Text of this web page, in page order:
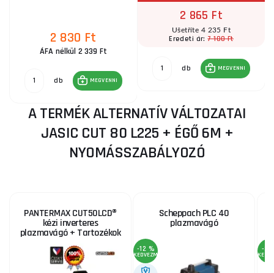
2 830 Ft
ÁFA nélkül 2 339 Ft
db MEGVENNI
2 865 Ft
Ušetříte 4 235 Ft
Eredeti ár:7 100 Ft
db MEGVENNI
A TERMÉK ALTERNATÍV VÁLTOZATAI
JASIC CUT 80 L225 + ÉGŐ 6M +
NYOMÁSSZABÁLYOZÓ
PANTERMAX CUT50LCD®
kézi inverteres
plazmavágó + Tartozékok
Scheppach PLC 40
plazmavágó
-12 %
KEDVEZMÉNY
-3